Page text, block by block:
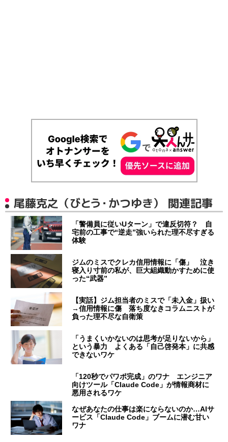
尾藤克之（びとう・かつゆき） 関連記事
「警備員に従いUターン」で違反切符？ 自
宅前の工事で“逆走”強いられた理不尽すぎる
体験
ジムのミスでクレカ信用情報に「傷」 泣き
寝入り寸前の私が、巨大組織動かすために使
った“武器”
【実話】ジム担当者のミスで「未入金」扱い
→信用情報に傷 落ち度なきコラムニストが
負った理不尽な自衛策
「うまくいかないのは思考が足りないから」
という暴力 よくある「自己啓発本」に共感
できないワケ
「120秒でパワポ完成」のワナ エンジニア
向けツール「Claude Code」が情報商材に
悪用されるワケ
なぜあなたの仕事は楽にならないのか…AIサ
ービス「Claude Code」ブームに潜む甘い
ワナ